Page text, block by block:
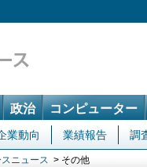
政治 コンピューター
業動向 業績報告 調
スニュース > その他